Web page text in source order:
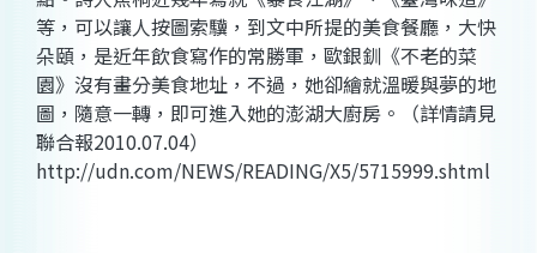
等，可以讓人按圖索驥，到文中所提的美食餐廳，大快
朵頤，是近年飲食寫作的常勝軍，歐銀釧《不老的菜
園》沒有畫分美食地址，不過，她卻繪就溫暖與夢的地
圖，隨意一轉，即可進入她的澎湖大廚房。（詳情請見
聯合報2010.07.04）
http://udn.com/NEWS/READING/X5/5715999.shtml